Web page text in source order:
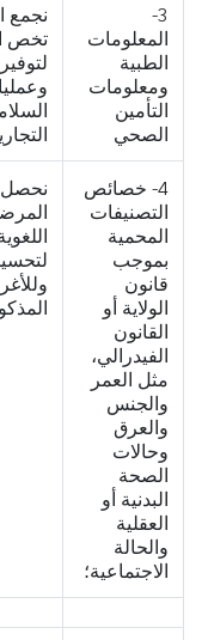
3-
المعلومات
الطبية
ومعلومات
التأمين
الصحي
نجمع
تخص
4- خصائص
التصنيفات
المحمية
بموجب
قانون
الولاية أو
القانون
الفيدرالي،
مثل العمر
والجنس
والعرق
وحالات
الصحة
البدنية أو
العقلية
والحالة
الاجتماعية؛
نحصل